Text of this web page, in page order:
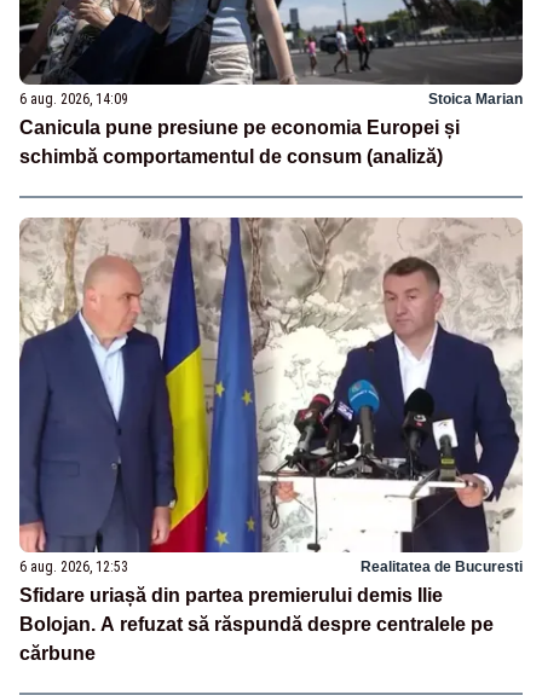
6 aug. 2026, 14:09 Stoica Marian
Canicula pune presiune pe economia Europei și
schimbă comportamentul de consum (analiză)
6 aug. 2026, 12:53 Realitatea de Bucuresti
Sfidare uriașă din partea premierului demis Ilie
Bolojan. A refuzat să răspundă despre centralele pe
cărbune